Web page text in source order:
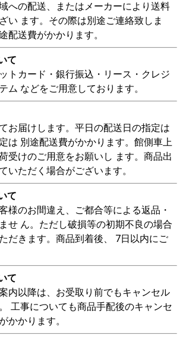
への配送、またはメーカーにより送料
い ます。その際は別途ご連絡致しま
配送費がかかります。
て
トカード・銀行振込・リース・クレジ
ム などをご用意しております。
お届けします。平日の配送日の指定は
は 別途配送費がかかります。館側車上
受けのご用意をお願いし ます。商品出
いただく場合がございます。
て
様のお間違え、ご都合等による返品・
せ ん。ただし破損等の初期不良の場合
だきます。商品到着後、 7日以内にご
て
内以降は、お受取り前でもキャンセル
工事についても商品手配後のキャンセ
かかります。